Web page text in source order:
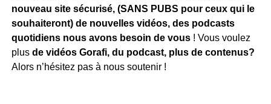
nouveau site sécurisé, (SANS PUBS pour ceux qui le
souhaiteront) de nouvelles vidéos, des podcasts
quotidiens nous avons besoin de vous ! Vous voulez
plus de vidéos Gorafi, du podcast, plus de contenus?
Alors n’hésitez pas à nous soutenir !